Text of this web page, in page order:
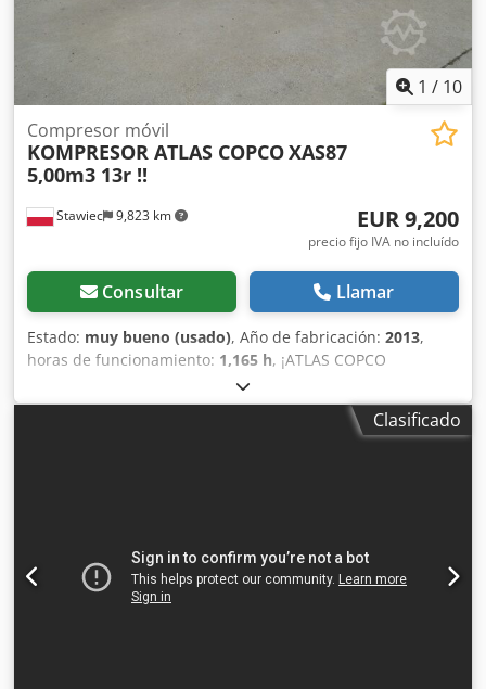
1 / 10
Stawiec 9,823 km
Compresor móvil
KOMPRESOR ATLAS COPCOXAS87
5,00m3 13r !!
EUR 9,200
precio fijo IVA no incluído
Consultar Llamar
Estado: muy bueno (usado), Año de fabricación: 2013,
horas de funcionamiento: 1,165 h, ¡ATLAS COPCO
COMPRESOR XAS87 5,00m3 13r ! DIESEL compresor ATLAS
COPCO XAS87 máquina después del servicio Datos
técnicos: Dcedpfx Abetu E Eyjuek capacidad 5.00 m3/min;
máquina
Clasificado